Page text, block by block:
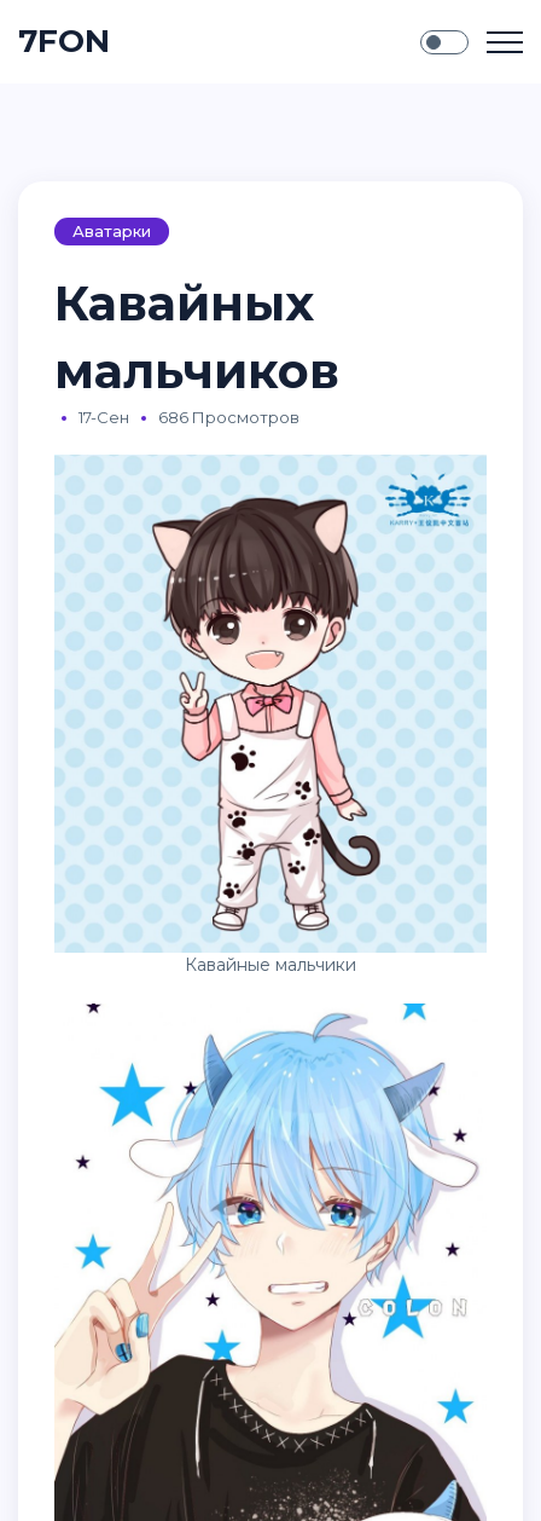
7FON
Аватарки
Кавайных
мальчиков
17-Сен 686 Просмотров
Кавайные мальчики